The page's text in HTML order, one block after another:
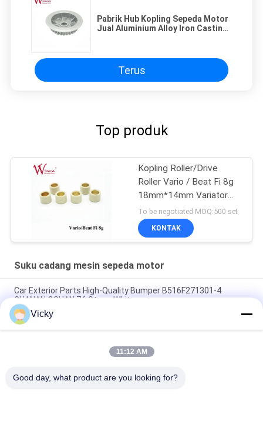
Pabrik Hub Kopling Sepeda Motor
Jual Aluminium Alloy Iron Casting
Terus
Top produk
Kopling Roller/Drive
Roller Vario / Beat Fi 8g
18mm*14mm Variator
Karet & Paduan
To be negotiated MOQ:500 set
KONTAK
Suku cadang mesin sepeda motor
Car Exterior Parts High-Quality Bumper B516F271301-4
CHANAN OSHAN​ Z6 Starry White
Motor starter Honda EX5 Mesin Sepeda Motor suku cadang
Grosir Murah Dengan Kinerja Tinggi
Sepeda motor busi untuk CPR8EAIX-9 China Pemasok Sistem
Vicky
11:12 AM
Good day, what product are you looking for?